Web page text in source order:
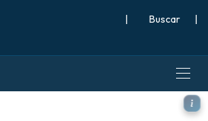
| |
- Italia,